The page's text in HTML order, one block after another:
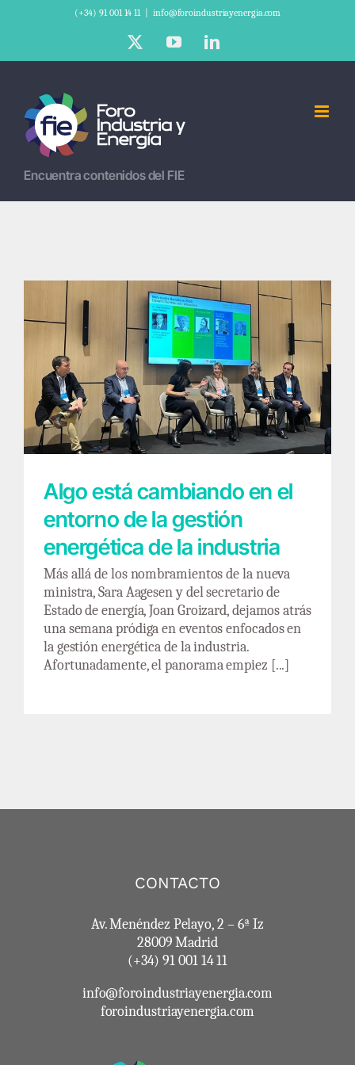
(+34) 91 001 14 11 info@foroindustriayenergia.com
YouTubeLinkedIn
Encuentra contenidos del FIE
Algo está cambiando en el entorno de la
gestión energética de la industria
Algo está cambiando en el
entorno de la gestión
energética de la industria
Más allá de los nombramientos de la nueva
ministra, Sara Aagesen y del secretario de
Estado de energía, Joan Groizard, dejamos atrás
una semana pródiga en eventos enfocados en
la gestión energética de la industria.
Afortunadamente, el panorama empiez [...]
CONTACTO
Av. Menéndez Pelayo, 2 – 6ª Iz
28009 Madrid
(+34) 91 001 14 11
info@foroindustriayenergia.com
foroindustriayenergia.com